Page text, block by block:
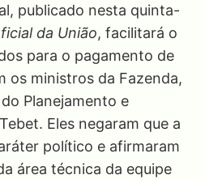
publicado nesta quinta-
da União, facilitará o
para o pagamento de
os ministros da Fazenda,
Planejamento e
Eles negaram que a
político e afirmaram
área técnica da equipe